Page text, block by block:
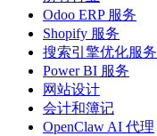
Odoo ERP 服务
Shopify 服务
搜索引擎优化服务
Power BI 服务
网站设计
会计和簿记
OpenClaw AI 代理